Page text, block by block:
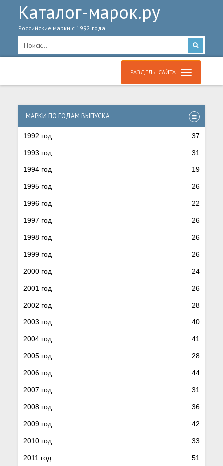
Каталог-марок.ру
Российские марки с 1992 года
РАЗДЕЛЫ САЙТА
МАРКИ ПО ГОДАМ ВЫПУСКА
1992 год 37
1993 год 31
1994 год 19
1995 год 26
1996 год 22
1997 год 26
1998 год 26
1999 год 26
2000 год 24
2001 год 26
2002 год 28
2003 год 40
2004 год 41
2005 год 28
2006 год 44
2007 год 31
2008 год 36
2009 год 42
2010 год 33
2011 год 51